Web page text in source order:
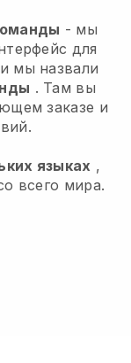
- мы
для
мы назвали
. Там вы
заказе и
языках ,
всего мира.